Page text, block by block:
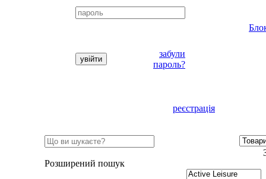
забули
пароль?
реєстрація
Розширений пошук